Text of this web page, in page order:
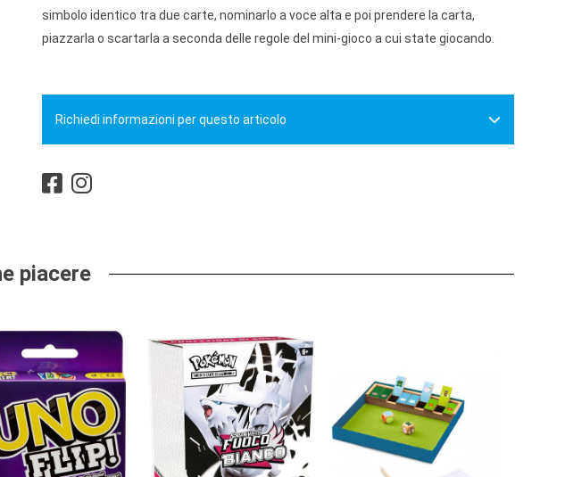
simbolo identico tra due carte, nominarlo a voce alta e poi prendere la carta,
piazzarla o scartarla a seconda delle regole del mini-gioco a cui state giocando.
Richiedi informazioni per questo articolo
piacere